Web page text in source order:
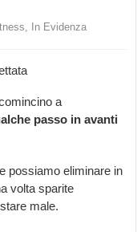
,
In Evidenza
a
passo in avanti
possiamo eliminare in
volta sparite
male.